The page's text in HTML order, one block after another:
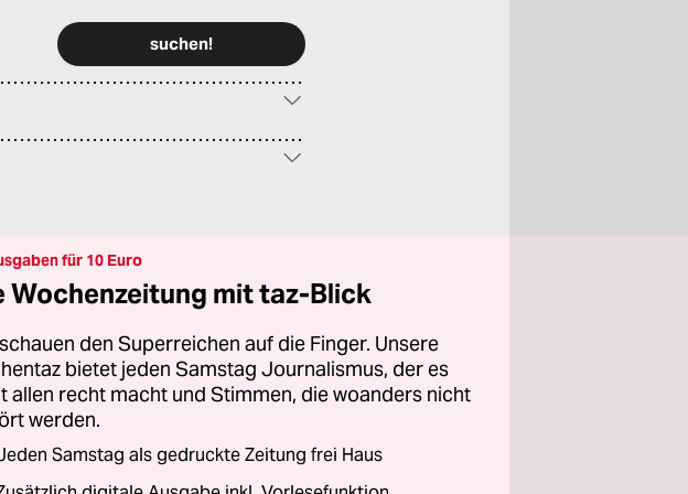
für 10 Euro
Wochenzeitung mit taz-Blick
den Superreichen auf die Finger. Unsere
bietet jeden Samstag Journalismus, der es
allen recht macht und Stimmen, die woanders nicht
werden.
Samstag als gedruckte Zeitung frei Haus